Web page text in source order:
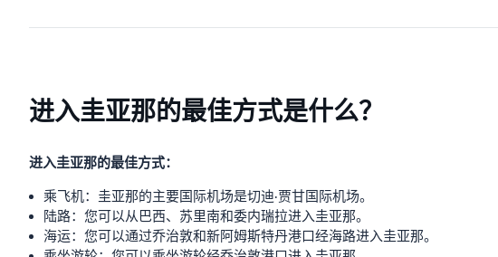
进入圭亚那的最佳方式是什么？
进入圭亚那的最佳方式：
乘飞机：圭亚那的主要国际机场是切迪·贾甘国际机场。
陆路：您可以从巴西、苏里南和委内瑞拉进入圭亚那。
海运：您可以通过乔治敦和新阿姆斯特丹港口经海路进入圭亚那。